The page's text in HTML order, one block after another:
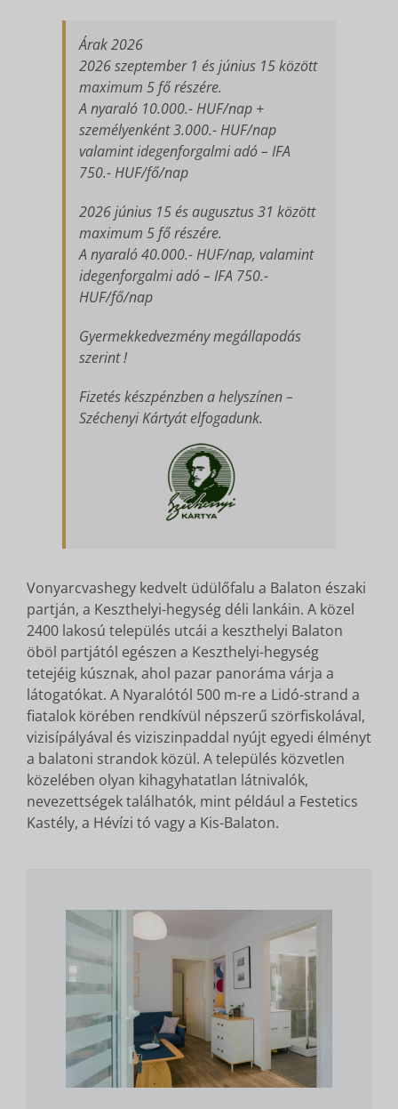
Árak 2026
2026 szeptember 1 és június 15 között
maximum 5 fő részére.
A nyaraló 10.000.- HUF/nap +
személyenként 3.000.- HUF/nap
valamint idegenforgalmi adó – IFA
750.- HUF/fő/nap
2026 június 15 és augusztus 31 között
maximum 5 fő részére.
A nyaraló 40.000.- HUF/nap, valamint
idegenforgalmi adó – IFA 750.-
HUF/fő/nap
Gyermekkedvezmény megállapodás
szerint !
Fizetés készpénzben a helyszínen –
Széchenyi Kártyát elfogadunk.
Vonyarcvashegy kedvelt üdülőfalu a Balaton északi
partján, a Keszthelyi-hegység déli lankáin. A közel
2400 lakosú település utcái a keszthelyi Balaton
öböl partjától egészen a Keszthelyi-hegység
tetejéig kúsznak, ahol pazar panoráma várja a
látogatókat. A Nyaralótól 500 m-re a Lidó-strand a
fiatalok körében rendkívül népszerű szörfiskolával,
vizisípályával és viziszinpaddal nyújt egyedi élményt
a balatoni strandok közül. A település közvetlen
közelében olyan kihagyhatatlan látnivalók,
nevezettségek találhatók, mint például a Festetics
Kastély, a Hévízi tó vagy a Kis-Balaton.